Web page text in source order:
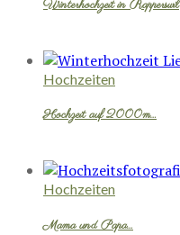
Winterhochzeit in Rapperswil
Hochzeiten
Hochzeit auf 2000m…
Hochzeiten
Mama und Papa…